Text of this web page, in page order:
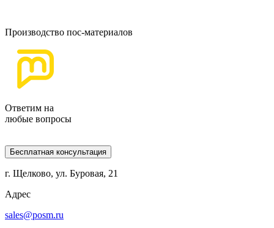
Производство пос-материалов
Ответим на
любые вопросы
Бесплатная консультация
г. Щелково, ул. Буровая, 21
Адрес
sales@posm.ru